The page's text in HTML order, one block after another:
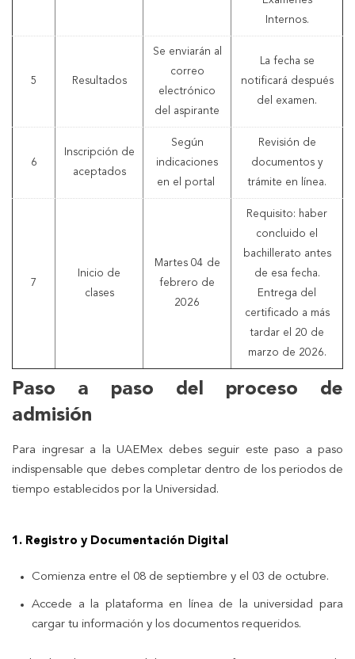
Internos.
5 Resultados
Se enviarán al
correo
electrónico
del aspirante
La fecha se
notificará después
del examen.
6
Inscripción de
aceptados
Según
indicaciones
en el portal
Revisión de
documentos y
trámite en línea.
7
Inicio de
clases
Martes 04 de
febrero de
2026
Requisito: haber
concluido el
bachillerato antes
de esa fecha.
Entrega del
certificado a más
tardar el 20 de
marzo de 2026.
Paso a paso del proceso de
admisión
Para ingresar a la UAEMex debes seguir este paso a paso
indispensable que debes completar dentro de los periodos de
tiempo establecidos por la Universidad.
1. Registro y Documentación Digital
Comienza entre el 08 de septiembre y el 03 de octubre.
Accede a la plataforma en línea de la universidad para
cargar tu información y los documentos requeridos.